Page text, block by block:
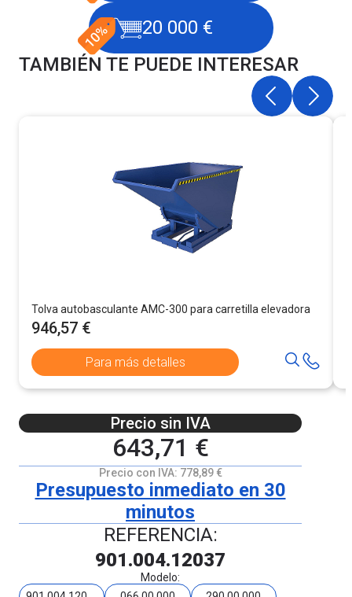
20 000 €
TAMBIÉN TE PUEDE INTERESAR
Tolva autobasculante AMC-300 para carretilla elevadora
946,57 €
Para más detalles
Precio sin IVA
643,71 €
Precio con IVA: 778,89 €
Presupuesto inmediato en 30
minutos
REFERENCIA:
901.004.12037
Modelo: